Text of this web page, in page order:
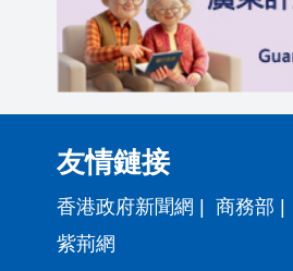
友情鏈接
香港政府新聞網 | 商務部 |
紫荊網